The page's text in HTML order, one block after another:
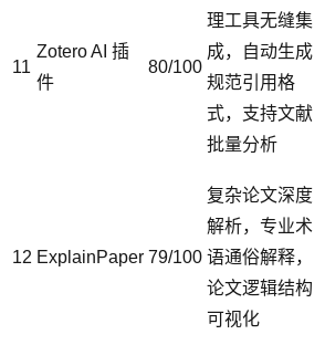
11
Zotero AI 插
件
80/100
理工具无缝集
成，自动生成
规范引用格
式，支持文献
批量分析
12 ExplainPaper 79/100
复杂论文深度
解析，专业术
语通俗解释，
论文逻辑结构
可视化